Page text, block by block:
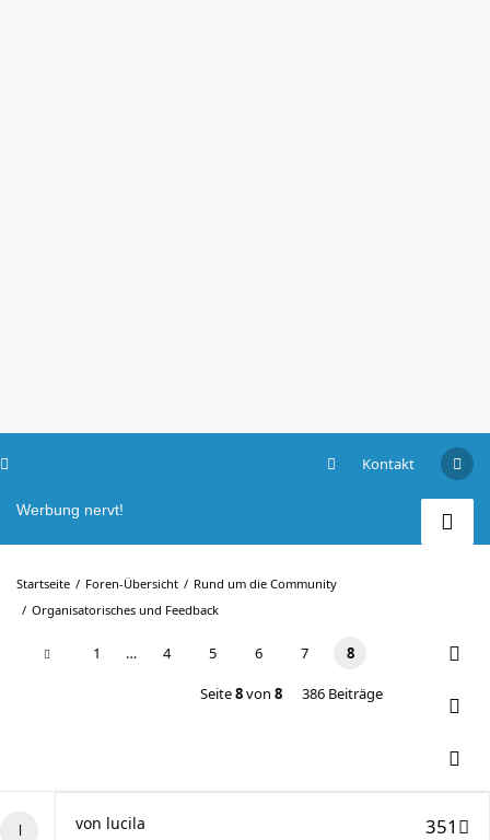
Kontakt
Werbung nervt!
Startseite Foren-Übersicht
Rund um die Community
Organisatorisches und Feedback
1 … 4 5 6 7 8
Seite8von 8 386 Beiträge
351
von lucila